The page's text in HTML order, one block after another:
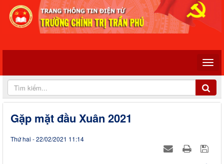
Gặp mặt đầu Xuân 2021
Thứ hai - 22/02/2021 11:14